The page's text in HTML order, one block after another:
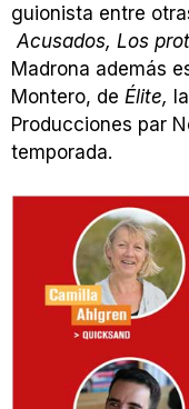
guionista entre
Acusados, Los
Madrona además
Montero, de Élite,
Producciones par
temporada.